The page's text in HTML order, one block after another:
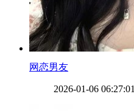
​网恋男友
2026-01-06 06:27:01